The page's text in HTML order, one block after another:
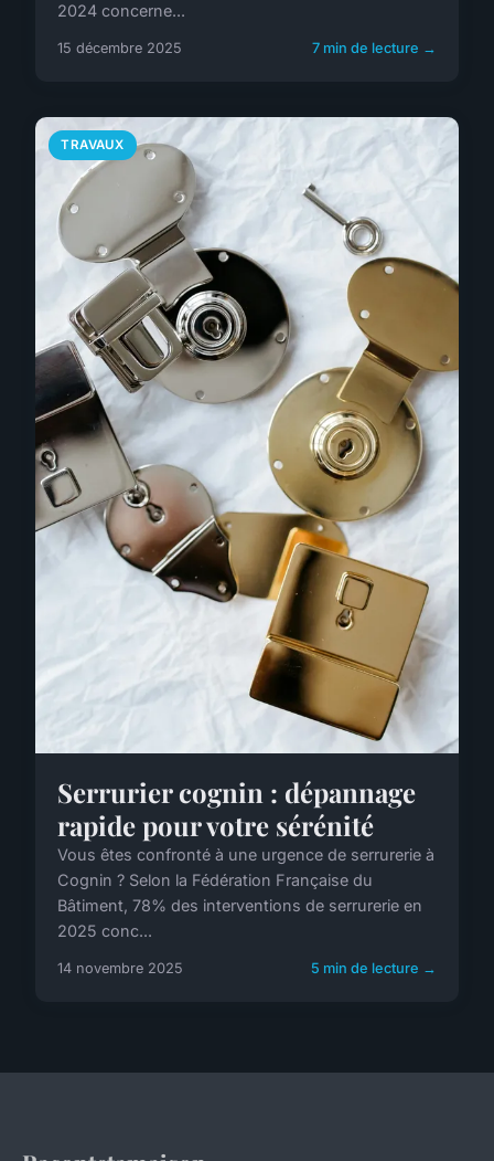
2024 concerne...
15 décembre 2025 7 min de lecture →
TRAVAUX
Serrurier cognin : dépannage
rapide pour votre sérénité
Vous êtes confronté à une urgence de serrurerie à
Cognin ? Selon la Fédération Française du
Bâtiment, 78% des interventions de serrurerie en
2025 conc...
14 novembre 2025 5 min de lecture →